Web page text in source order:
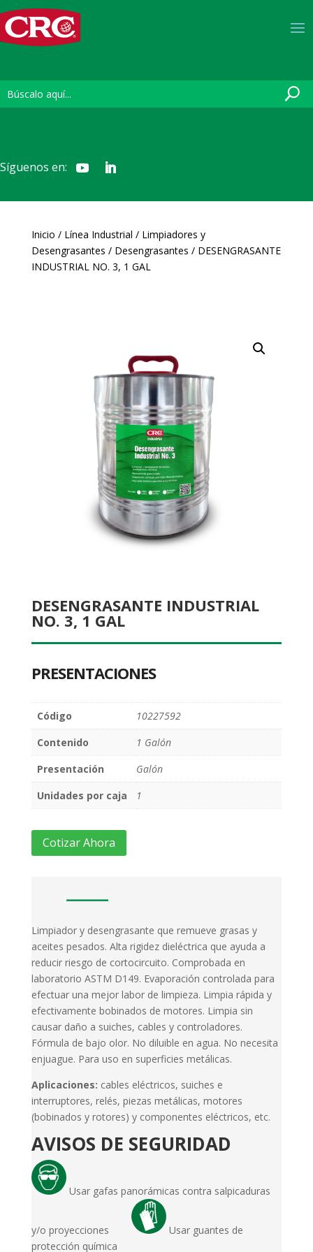
Síguenos en:
Inicio / Línea Industrial / Limpiadores y
Desengrasantes / Desengrasantes / DESENGRASANTE
INDUSTRIAL NO. 3, 1 GAL
DESENGRASANTE INDUSTRIAL
NO. 3, 1 GAL
PRESENTACIONES
Código
10227592
Contenido
1 Galón
Presentación
Galón
Unidades por caja
1
Cotizar Ahora
Limpiador y desengrasante que remueve grasas y
aceites pesados. Alta rigidez dieléctrica que ayuda a
reducir riesgo de cortocircuito. Comprobada en
laboratorio ASTM D149. Evaporación controlada para
efectuar una mejor labor de limpieza. Limpia rápida y
efectivamente bobinados de motores. Limpia sin
causar daño a suiches, cables y controladores.
Fórmula de bajo olor. No diluible en agua. No necesita
enjuague. Para uso en superficies metálicas.
Aplicaciones: cables eléctricos, suiches e
interruptores, relés, piezas metálicas, motores
(bobinados y rotores) y componentes eléctricos, etc.
AVISOS DE SEGURIDAD
Usar gafas panorámicas contra salpicaduras
y/o proyecciones
Usar guantes de
protección química